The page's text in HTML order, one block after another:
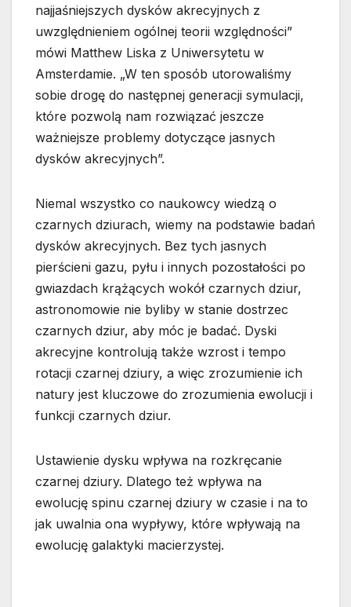
najjaśniejszych dysków akrecyjnych z
uwzględnieniem ogólnej teorii względności”
mówi Matthew Liska z Uniwersytetu w
Amsterdamie. „W ten sposób utorowaliśmy
sobie drogę do następnej generacji symulacji,
które pozwolą nam rozwiązać jeszcze
ważniejsze problemy dotyczące jasnych
dysków akrecyjnych”.
Niemal wszystko co naukowcy wiedzą o
czarnych dziurach, wiemy na podstawie badań
dysków akrecyjnych. Bez tych jasnych
pierścieni gazu, pyłu i innych pozostałości po
gwiazdach krążących wokół czarnych dziur,
astronomowie nie byliby w stanie dostrzec
czarnych dziur, aby móc je badać. Dyski
akrecyjne kontrolują także wzrost i tempo
rotacji czarnej dziury, a więc zrozumienie ich
natury jest kluczowe do zrozumienia ewolucji i
funkcji czarnych dziur.
Ustawienie dysku wpływa na rozkręcanie
czarnej dziury. Dlatego też wpływa na
ewolucję spinu czarnej dziury w czasie i na to
jak uwalnia ona wypływy, które wpływają na
ewolucję galaktyki macierzystej.